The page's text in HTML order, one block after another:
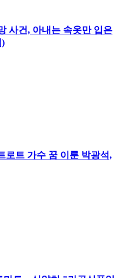
사건, 아내는 속옷만 입은
)
로트 가수 꿈 이룬 박광석,